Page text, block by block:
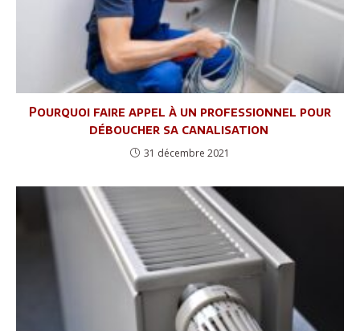
Pourquoi faire appel à un professionnel pour
déboucher sa canalisation
31 décembre 2021